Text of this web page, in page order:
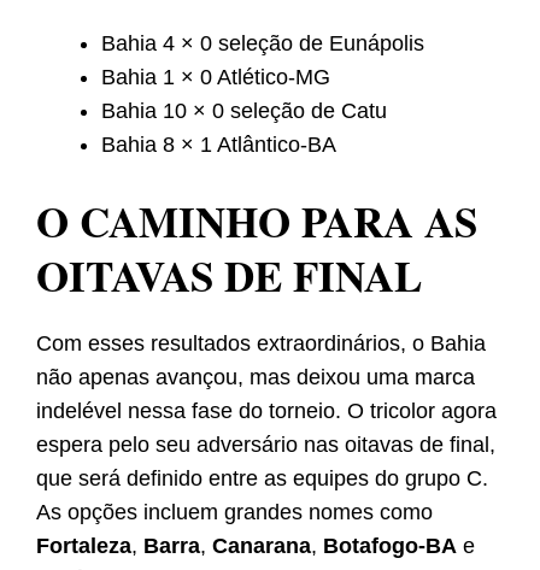
Bahia 4 × 0 seleção de Eunápolis
Bahia 1 × 0 Atlético-MG
Bahia 10 × 0 seleção de Catu
Bahia 8 × 1 Atlântico-BA
O CAMINHO PARA AS
OITAVAS DE FINAL
Com esses resultados extraordinários, o Bahia
não apenas avançou, mas deixou uma marca
indelével nessa fase do torneio. O tricolor agora
espera pelo seu adversário nas oitavas de final,
que será definido entre as equipes do grupo C.
As opções incluem grandes nomes como
Fortaleza, Barra, Canarana, Botafogo-BA e